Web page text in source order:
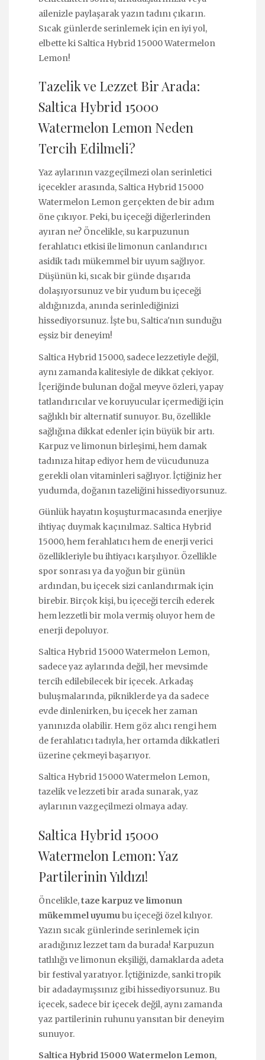
ailenizle paylaşarak yazın tadını çıkarın.
Sıcak günlerde serinlemek için en iyi yol,
elbette ki Saltica Hybrid 15000 Watermelon
Lemon!
Tazelik ve Lezzet Bir Arada:
Saltica Hybrid 15000
Watermelon Lemon Neden
Tercih Edilmeli?
Yaz aylarının vazgeçilmezi olan serinletici
içecekler arasında, Saltica Hybrid 15000
Watermelon Lemon gerçekten de bir adım
öne çıkıyor. Peki, bu içeceği diğerlerinden
ayıran ne? Öncelikle, su karpuzunun
ferahlatıcı etkisi ile limonun canlandırıcı
asidik tadı mükemmel bir uyum sağlıyor.
Düşünün ki, sıcak bir günde dışarıda
dolaşıyorsunuz ve bir yudum bu içeceği
aldığınızda, anında serinlediğinizi
hissediyorsunuz. İşte bu, Saltica'nın sunduğu
eşsiz bir deneyim!
Saltica Hybrid 15000, sadece lezzetiyle değil,
aynı zamanda kalitesiyle de dikkat çekiyor.
İçeriğinde bulunan doğal meyve özleri, yapay
tatlandırıcılar ve koruyucular içermediği için
sağlıklı bir alternatif sunuyor. Bu, özellikle
sağlığına dikkat edenler için büyük bir artı.
Karpuz ve limonun birleşimi, hem damak
tadınıza hitap ediyor hem de vücudunuza
gerekli olan vitaminleri sağlıyor. İçtiğiniz her
yudumda, doğanın tazeliğini hissediyorsunuz.
Günlük hayatın koşuşturmacasında enerjiye
ihtiyaç duymak kaçınılmaz. Saltica Hybrid
15000, hem ferahlatıcı hem de enerji verici
özellikleriyle bu ihtiyacı karşılıyor. Özellikle
spor sonrası ya da yoğun bir günün
ardından, bu içecek sizi canlandırmak için
birebir. Birçok kişi, bu içeceği tercih ederek
hem lezzetli bir mola vermiş oluyor hem de
enerji depoluyor.
Saltica Hybrid 15000 Watermelon Lemon,
sadece yaz aylarında değil, her mevsimde
tercih edilebilecek bir içecek. Arkadaş
buluşmalarında, pikniklerde ya da sadece
evde dinlenirken, bu içecek her zaman
yanınızda olabilir. Hem göz alıcı rengi hem
de ferahlatıcı tadıyla, her ortamda dikkatleri
üzerine çekmeyi başarıyor.
Saltica Hybrid 15000 Watermelon Lemon,
tazelik ve lezzeti bir arada sunarak, yaz
aylarının vazgeçilmezi olmaya aday.
Saltica Hybrid 15000
Watermelon Lemon: Yaz
Partilerinin Yıldızı!
Öncelikle,taze karpuz ve limonun
mükemmel uyumubu içeceği özel kılıyor.
Yazın sıcak günlerinde serinlemek için
aradığınız lezzet tam da burada! Karpuzun
tatlılığı ve limonun ekşiliği, damaklarda adeta
bir festival yaratıyor. İçtiğinizde, sanki tropik
bir adadaymışsınız gibi hissediyorsunuz. Bu
içecek, sadece bir içecek değil, aynı zamanda
yaz partilerinin ruhunu yansıtan bir deneyim
sunuyor.
Saltica Hybrid 15000 Watermelon Lemon,